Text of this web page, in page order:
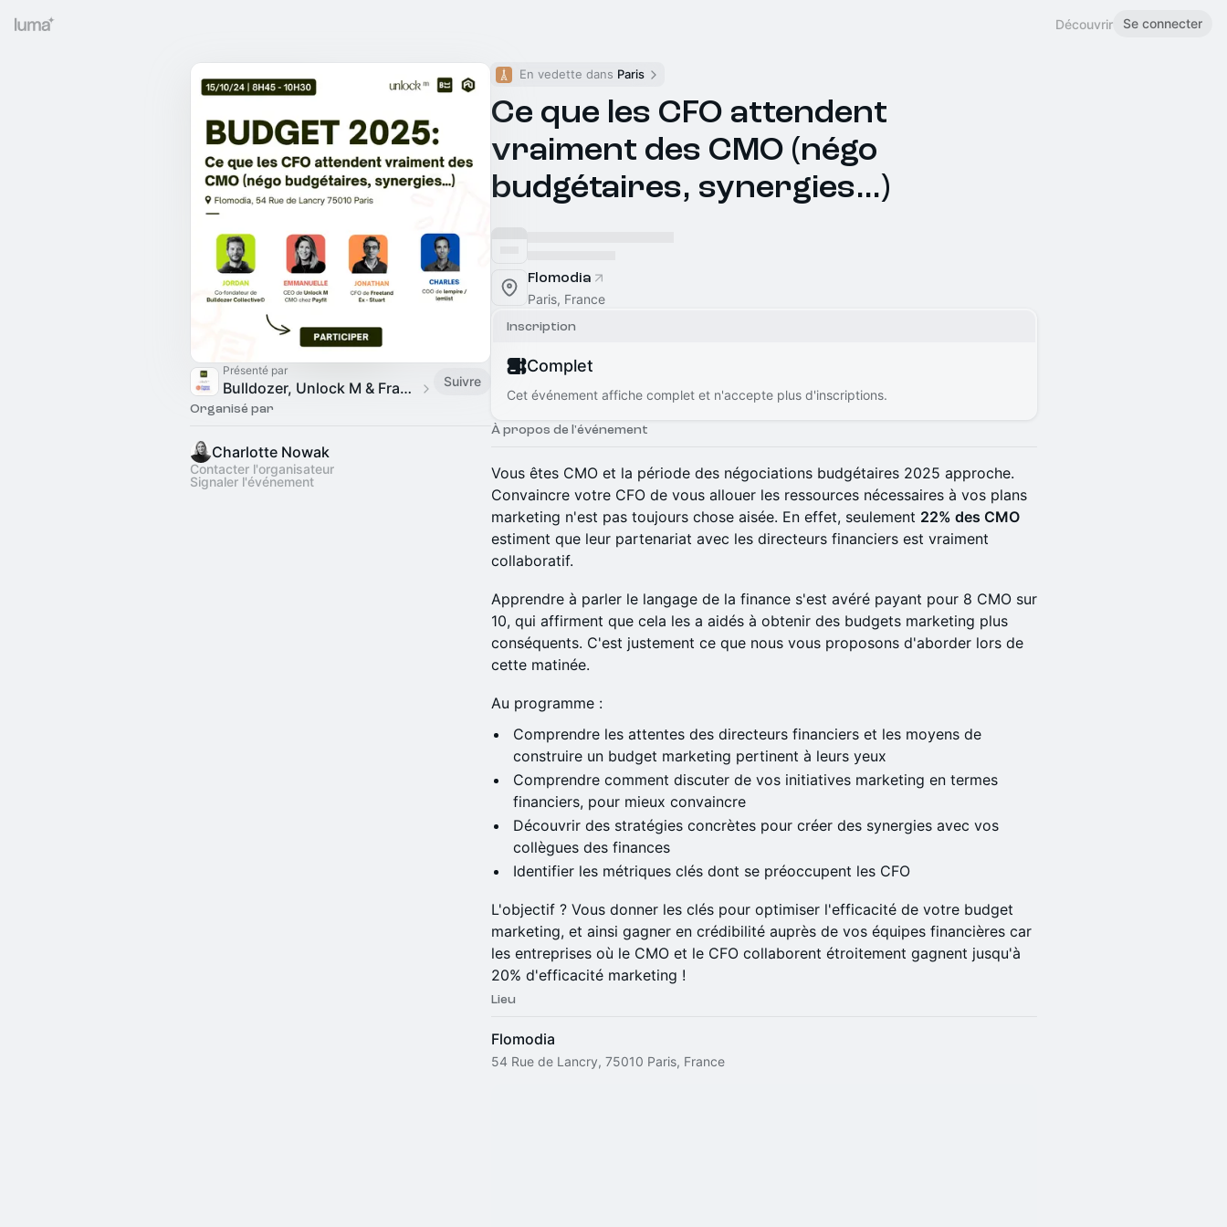
Découvrir Se connecter
Présenté par
Bulldozer, Unlock M & France Digitale Suivre
Organisé par
Charlotte Nowak
Contacter l'organisateur
Signaler l'événement
En vedette dans Paris
Ce que les CFO attendent
vraiment des CMO (négo
budgétaires, synergies…)
Flomodia
Paris, France
Inscription
Complet
Cet événement affiche complet et n'accepte plus d'inscriptions.
À propos de l'événement
Vous êtes CMO et la période des négociations budgétaires 2025 approche.
Convaincre votre CFO de vous allouer les ressources nécessaires à vos plans
marketing n'est pas toujours chose aisée. En effet, seulement 22% des CMO
estiment que leur partenariat avec les directeurs financiers est vraiment
collaboratif.
Apprendre à parler le langage de la finance s'est avéré payant pour 8 CMO sur
10, qui affirment que cela les a aidés à obtenir des budgets marketing plus
conséquents. C'est justement ce que nous vous proposons d'aborder lors de
cette matinée.
Au programme :
Comprendre les attentes des directeurs financiers et les moyens de
construire un budget marketing pertinent à leurs yeux
Comprendre comment discuter de vos initiatives marketing en termes
financiers, pour mieux convaincre
Découvrir des stratégies concrètes pour créer des synergies avec vos
collègues des finances
Identifier les métriques clés dont se préoccupent les CFO
L'objectif ? Vous donner les clés pour optimiser l'efficacité de votre budget
marketing, et ainsi gagner en crédibilité auprès de vos équipes financières car
les entreprises où le CMO et le CFO collaborent étroitement gagnent jusqu'à
20% d'efficacité marketing !
Lieu
Flomodia
54 Rue de Lancry, 75010 Paris, France